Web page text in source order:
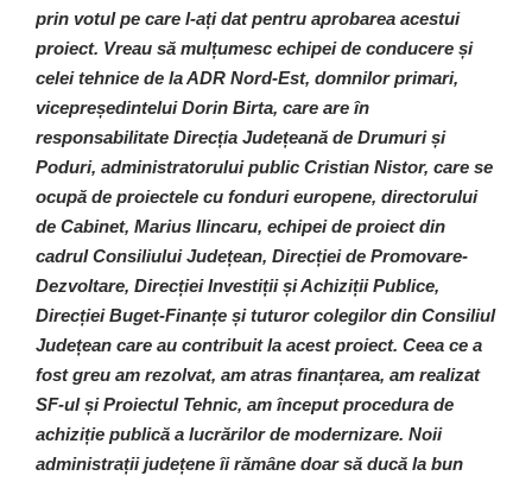
prin votul pe care l-ați dat pentru aprobarea acestui
proiect. Vreau să mulțumesc echipei de conducere și
celei tehnice de la ADR Nord-Est, domnilor primari,
vicepreședintelui Dorin Birta, care are în
responsabilitate Direcția Județeană de Drumuri și
Poduri, administratorului public Cristian Nistor, care se
ocupă de proiectele cu fonduri europene, directorului
de Cabinet, Marius Ilincaru, echipei de proiect din
cadrul Consiliului Județean, Direcției de Promovare-
Dezvoltare, Direcției Investiții și Achiziții Publice,
Direcției Buget-Finanțe și tuturor colegilor din Consiliul
Județean care au contribuit la acest proiect. Ceea ce a
fost greu am rezolvat, am atras finanțarea, am realizat
SF-ul și Proiectul Tehnic, am început procedura de
achiziție publică a lucrărilor de modernizare. Noii
administrații județene îi rămâne doar să ducă la bun